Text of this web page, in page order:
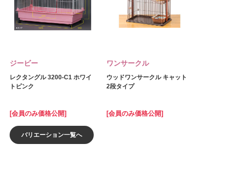
ジービー
レクタングル 3200-C1 ホワイ
トピンク
[会員のみ価格公開]
バリエーション一覧へ
ワンサークル
ウッドワンサークル キャット
2段タイプ
[会員のみ価格公開]